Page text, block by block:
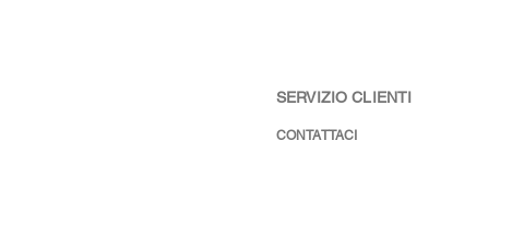
SERVIZIO CLIENTI
CONTATTACI